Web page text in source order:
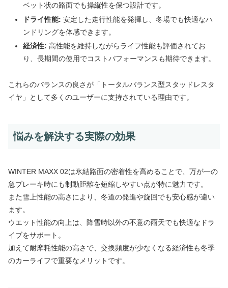
ベット状の路面でも操縦性を保つ設計です。
ドライ性能: 安定した走行性能を発揮し、冬場でも快適なハ
ンドリングを体感できます。
経済性: 高性能を維持しながらライフ性能も評価されてお
り、長期間の使用でコストパフォーマンスも期待できます。
これらのバランスの良さが「トータルバランス型スタッドレスタ
イヤ」として多くのユーザーに支持されている理由です。
悩みを解決する実際の効果
WINTER MAXX 02は氷結路面の密着性を高めることで、万が一の
急ブレーキ時にも制動距離を短縮しやすい点が特に魅力です。
また雪上性能の高さにより、冬道の発進や旋回でも安心感が違い
ます。
ウエット性能の向上は、降雪時以外の不意の雨天でも快適なドラ
イブをサポート。
加えて耐摩耗性能の高さで、交換頻度が少なくなる経済性も冬季
のカーライフで重要なメリットです。